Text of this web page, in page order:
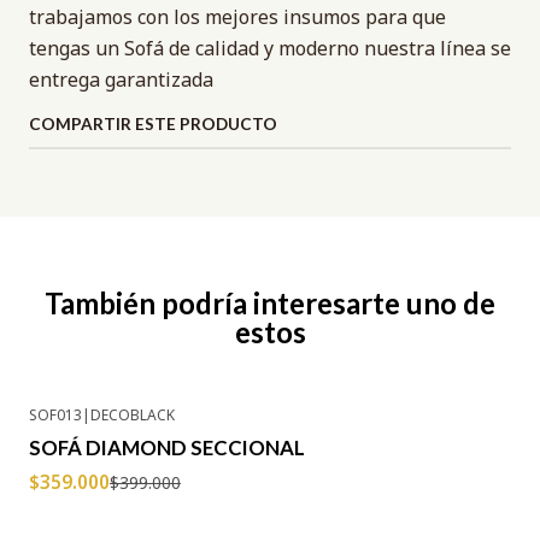
trabajamos con los mejores insumos para que
tengas un Sofá de calidad y moderno nuestra línea se
entrega garantizada
COMPARTIR ESTE PRODUCTO
También podría interesarte uno de
estos
-10% OFF
SOF013|DECOBLACK
SOFÁ DIAMOND SECCIONAL
$359.000$399.000